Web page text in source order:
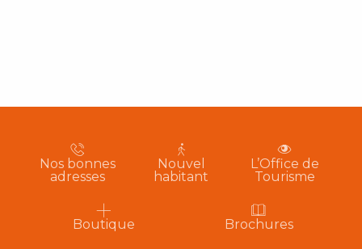
Nos bonnes
adresses
Nouvel
habitant
L’Office de
Tourisme
Boutique Brochures